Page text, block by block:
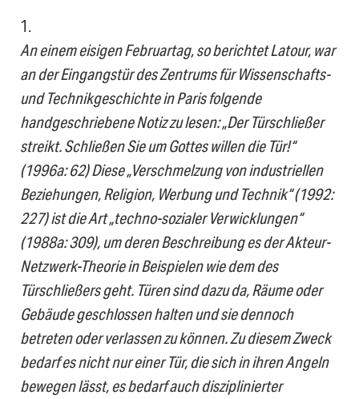
1.
An einem eisigen Februartag, so berichtet Latour, war
an der Eingangstür des Zentrums für Wissenschafts-
und Technikgeschichte in Paris folgende
handgeschriebene Notiz zu lesen: „Der Türschließer
streikt. Schließen Sie um Gottes willen die Tür!“
(1996a: 62) Diese „Verschmelzung von industriellen
Beziehungen, Religion, Werbung und Technik“ (1992:
227) ist die Art „techno-sozialer Verwicklungen“
(1988a: 309), um deren Beschreibung es der Akteur-
Netzwerk-Theorie in Beispielen wie dem des
Türschließers geht. Türen sind dazu da, Räume oder
Gebäude geschlossen halten und sie dennoch
betreten oder verlassen zu können. Zu diesem Zweck
bedarf es nicht nur einer Tür, die sich in ihren Angeln
bewegen lässt, es bedarf auch disziplinierter